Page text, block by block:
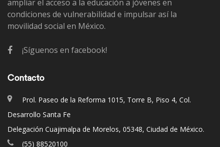
ampliar el acceso a la educación a jóvenes en
condiciones de vulnerabilidad e impulsar así la
movilidad social en México.
¡Síguenos en facebook!
Contacto
Prol. Paseo de la Reforma 1015, Torre B, Piso 4, Col.
Desarrollo Santa Fe
Delegación Cuajimalpa de Morelos, 05348, Ciudad de México.
(55) 88520100